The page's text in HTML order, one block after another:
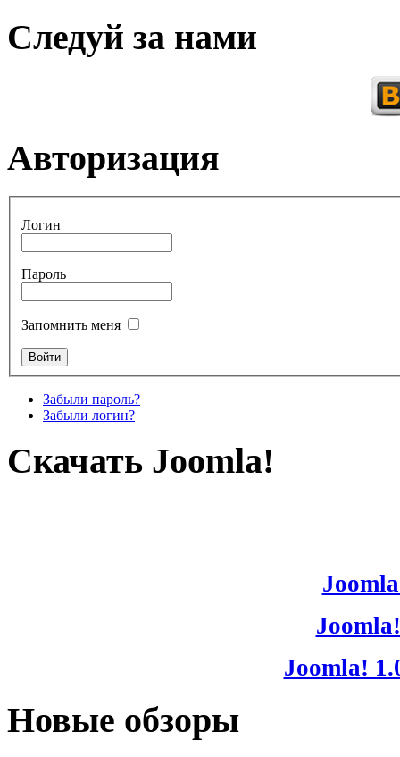
Следуй за нами
Авторизация
Логин
Пароль
Запомнить меня
Забыли пароль?
Забыли логин?
Скачать Joomla!
Joomla!
Новые обзоры